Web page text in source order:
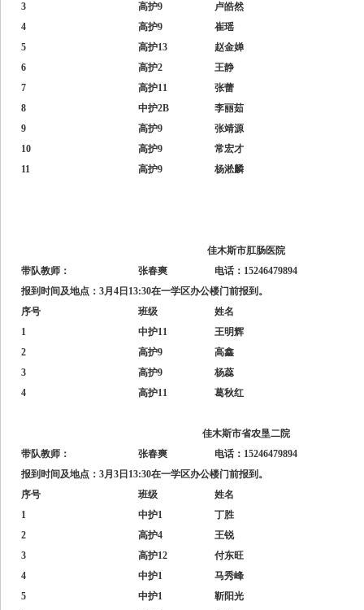
3
高护9
卢皓然
4
高护9
崔瑶
5
高护13
赵金婵
6
高护2
王静
7
高护11
张蕾
8
中护2B
李丽茹
9
高护9
张靖源
10
高护9
常宏才
11
高护9 杨淞麟
佳木斯市肛肠医院
带队教师：
张春爽
电话：15246479894
报到时间及地点：3月4日13:30在一学区办公楼门前报到。
序号
班级
姓名
1
中护11
王明辉
2
高护9
高鑫
3
高护9
杨蕊
4
高护11 葛秋红
佳木斯市省农垦二院
带队教师：
张春爽
电话：15246479894
报到时间及地点：3月3日13:30在一学区办公楼门前报到。
序号
班级
姓名
1
中护1
丁胜
2
高护4
王锐
3
高护12
付东旺
4
中护1
马秀峰
5
中护1
靳阳光